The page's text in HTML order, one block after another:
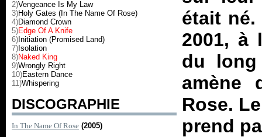
2)Vengeance Is My Law
3)Holy Gates (In The Name Of Rose)
4)Diamond Crown
5)Edge Of A Knife
6) Initiation (Promised Land)
7) Isolation
8)Naked King
9)Wrongly Right
10)Eastern Dance
11)Whispering
DISCOGRAPHIE
In The Name Of Rose (2005)
était né.
2001, à
du
amène
Rose.
prend